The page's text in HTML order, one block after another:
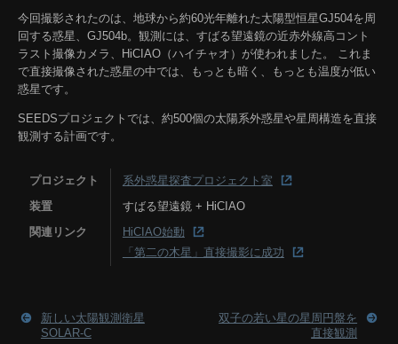
今回撮影されたのは、地球から約60光年離れた太陽型恒星GJ504を周
回する惑星、GJ504b。観測には、すばる望遠鏡の近赤外線高コント
ラスト撮像カメラ、HiCIAO（ハイチャオ）が使われました。 これま
で直接撮像された惑星の中では、もっとも暗く、もっとも温度が低い
惑星です。
SEEDSプロジェクトでは、約500個の太陽系外惑星や星周構造を直接
観測する計画です。
プロジェクト
系外惑星探査プロジェクト室
装置
すばる望遠鏡 + HiCIAO
関連リンク
HiCIAO始動
「第二の木星」直接撮影に成功
新しい太陽観測衛星
SOLAR-C
双子の若い星の星周円盤を
直接観測